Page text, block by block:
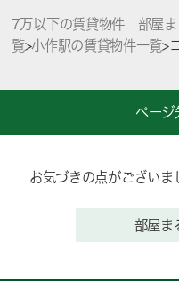
7万以下の賃貸物件 部屋ま
覧>小作駅の賃貸物件一覧>
ページ
お気づきの点がございま
部屋ま